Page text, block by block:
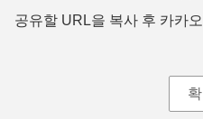
공유할 URL을 복사 후 카카
확